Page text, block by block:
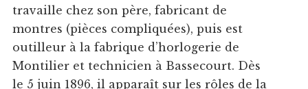
travaille chez son père, fabricant de
montres (pièces compliquées), puis est
outilleur à la fabrique d’horlogerie de
Montilier et technicien à Bassecourt. Dès
le 5 juin 1896, il apparaît sur les rôles de la